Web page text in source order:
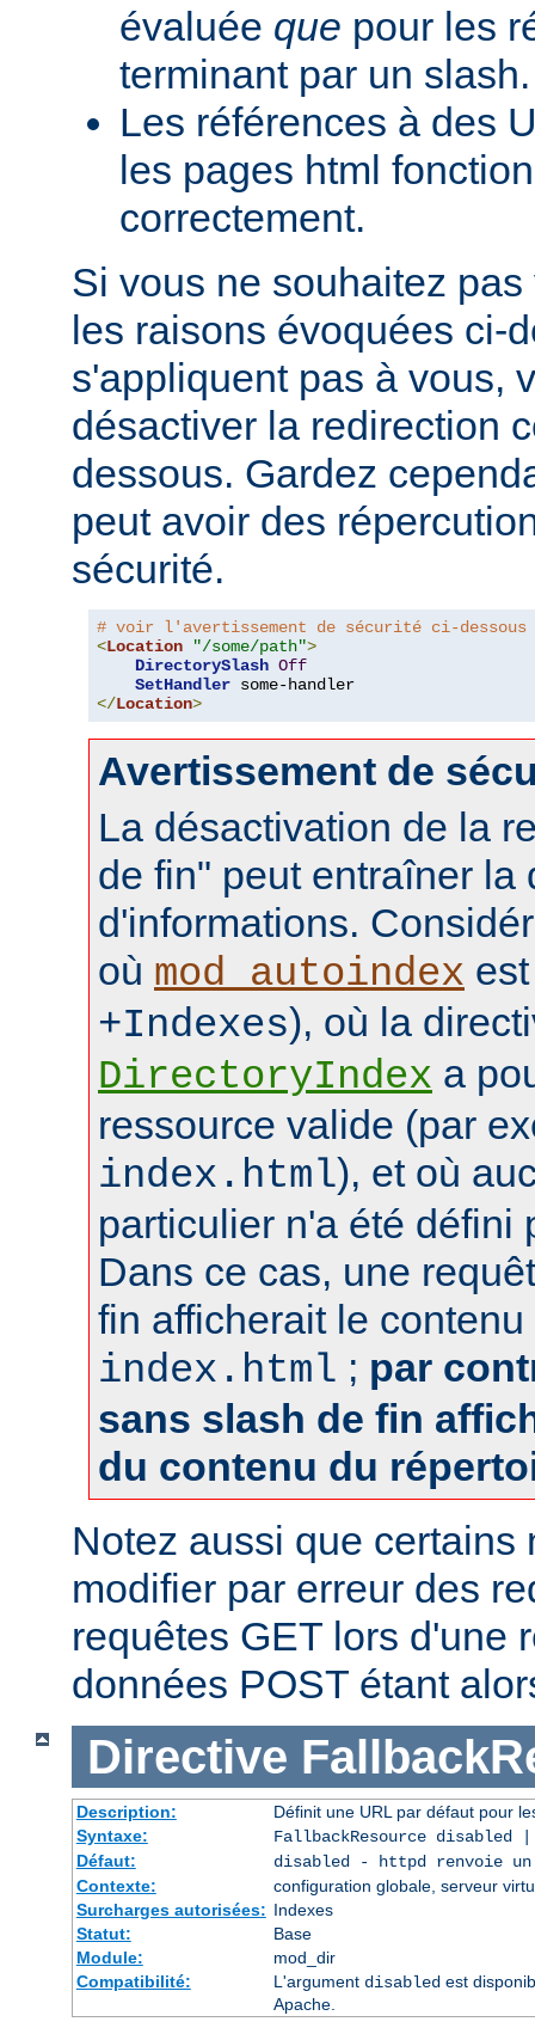
évaluée que pour les
terminant par un slash.
Les références à des
les pages html
correctement.
Si vous ne souhaitez
les raisons évoquées ci-
s'appliquent pas à vous,
désactiver la redirection
dessous. Gardez
peut avoir des
sécurité.
# voir l'avertissement de sécurité ci-
<Location "/some/path">
DirectorySlash Off
SetHandler
</Location>
Avertissement de
La désactivation de la
de fin" peut entraîner la
d'informations.
où mod_autoindex
+Indexes), où la
DirectoryIndex a
ressource valide (par
index.html), et où
particulier n'a été défini
Dans ce cas, une
fin afficherait le
index.html ; par
sans slash de fin
du contenu du
Notez aussi que certains
modifier par erreur des
requêtes GET lors d'une
données POST étant
Directive
Description:
Définit une URL par défaut pour
Syntaxe:
FallbackResource disabled
Défaut:
disabled - httpd renvoie un
Contexte:
configuration globale, serveur
Surcharges autorisées: Indexes
Statut:
Base
Module:
mod_dir
Compatibilité:
L'argument disabledest
Apache.